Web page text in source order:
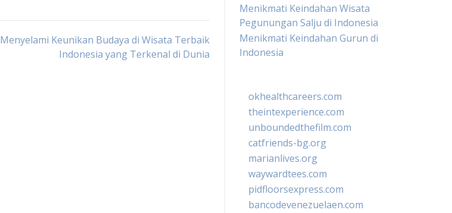
Menyelami Keunikan Budaya di Wisata Terbaik
Indonesia yang Terkenal di Dunia
Menikmati Keindahan Wisata
Pegunungan Salju di Indonesia
Menikmati Keindahan Gurun di
Indonesia
okhealthcareers.com
theintexperience.com
unboundedthefilm.com
catfriends-bg.org
marianlives.org
waywardtees.com
pidfloorsexpress.com
bancodevenezuelaen.com